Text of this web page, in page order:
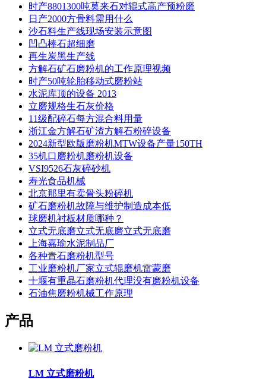
时产8801300吨莫来石对辊式高产预粉磨
日产2000方骨料需用什么
沙石料生产线现场安装示意图
凹凸棒石超细磨
再生炭黑生产线
方解石矿石磨粉机的工作原理视频
时产50吨轮胎移动式磨粉站
水泥库顶的设备 2013
立磨规格生石灰价格
11级配碎石每方混合料用量
浙江金方解石矿渣方解石粉碎设备
2024新型欧版磨粉机MTW设备产量150TH
35机口磨粉机磨粉机设备
VSI9526石灰碎砂机
寿光食品机械
北京那里有卖骨头粉碎机
矿石磨粉机故障与维护制造成本低
球磨机衬板材质哪种？
立式无底磨立式无底磨立式无底磨
上海嘉瑜水泥制品厂
各种青石磨粉机型号
工业磨粉机厂家立式辊磨机雷蒙磨
十堰有重晶石磨粉机代理没有磨粉机设备
石油焦磨粉机械工作原理
产品
LM 立式磨粉机